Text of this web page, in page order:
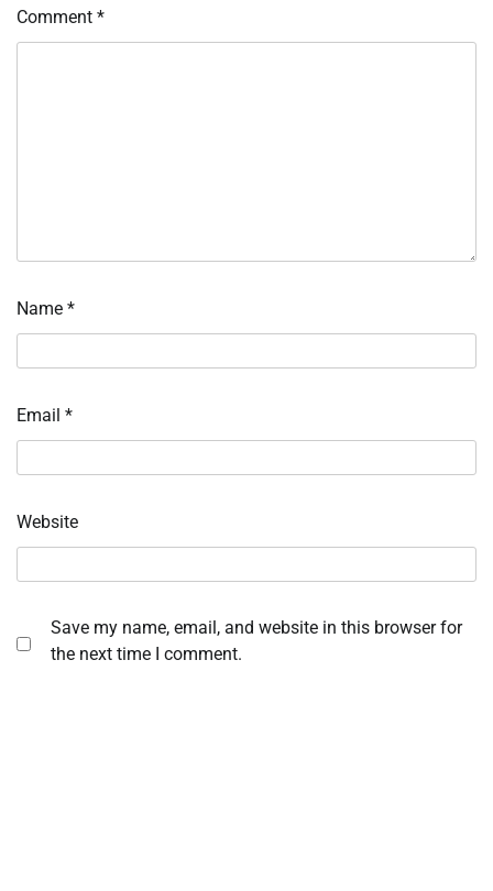
Comment *
Name *
Email *
Website
Save my name, email, and website in this browser for
the next time I comment.